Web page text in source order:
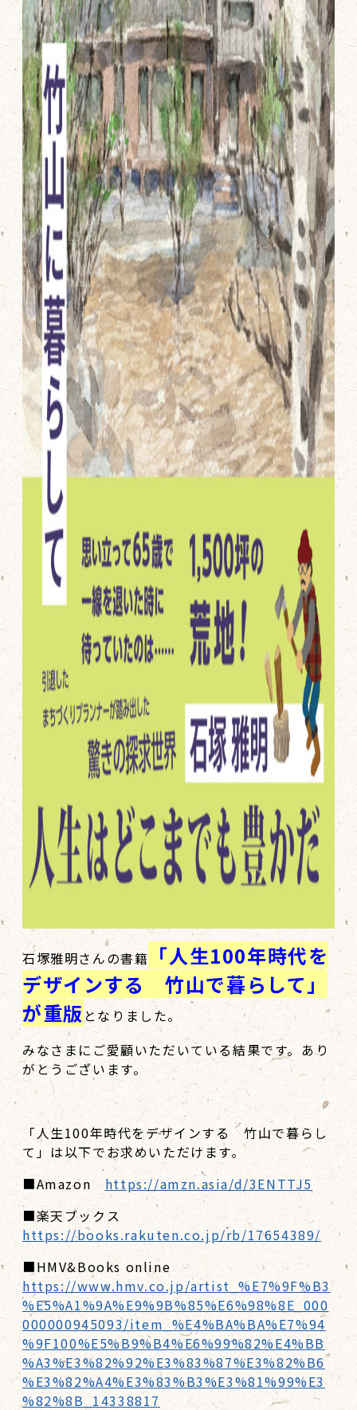
石塚雅明さんの書籍
「人生100年時代を
デザインする 竹山で暮らして」
が重版 となりました。
みなさまにご愛顧いただいている結果です。あり
がとうございます。
「人生100年時代をデザインする 竹山で暮らし
て」は以下でお求めいただけます。
■Amazon https://amzn.asia/d/3ENTTJ5
■楽天ブックス
https://books.rakuten.co.jp/rb/17654389/
■HMV&Books online
https://www.hmv.co.jp/artist_%E7%9F%B3
%E5%A1%9A%E9%9B%85%E6%98%8E_000
000000945093/item_%E4%BA%BA%E7%94
%9F100%E5%B9%B4%E6%99%82%E4%BB
%A3%E3%82%92%E3%83%87%E3%82%B6
%E3%82%A4%E3%83%B3%E3%81%99%E3
%82%8B_14338817